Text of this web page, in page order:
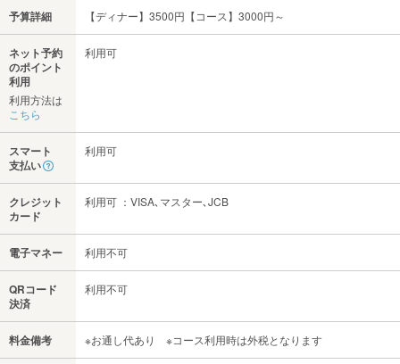
予算詳細 【ディナー】3500円【コース】3000円～
ネット予約
のポイント
利用
利用方法は
こちら
利用可
スマート
支払い
利用可
クレジット
カード
利用可 ：VISA､マスター､JCB
電子マネー 利用不可
QRコード
決済
利用不可
料金備考 ※お通し代あり ※コース利用時は外税となります